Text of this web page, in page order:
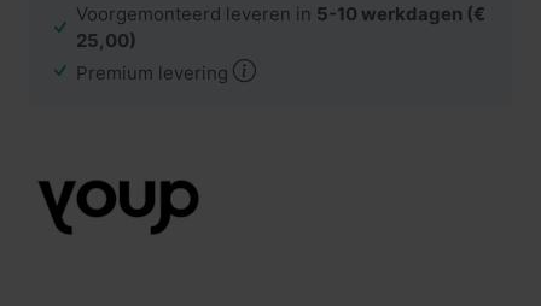
Voorgemonteerd leveren in 5-10 werkdagen (€
25,00)
Premium levering